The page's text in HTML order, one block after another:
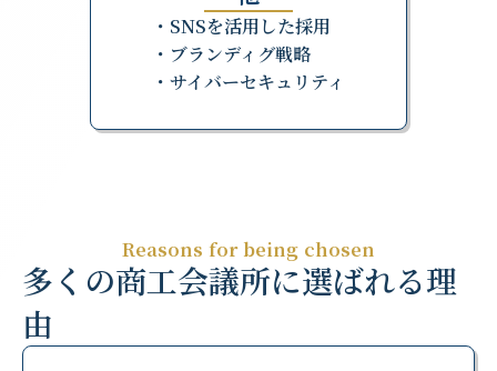
・SNSを活用した採用
・ブランディグ戦略
・サイバーセキュリティ
Reasons for being chosen
多くの商工会議所に選ばれる理
由